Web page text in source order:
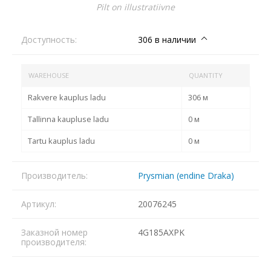
Pilt on illustratiivne
Доступность: 306 в наличии
WAREHOUSE QUANTITY
Rakvere kauplus ladu
306 м
Tallinna kaupluse ladu
0 м
Tartu kauplus ladu
0 м
Производитель: Prysmian (endine Draka)
Артикул: 20076245
Заказной номер
производителя:
4G185AXPK